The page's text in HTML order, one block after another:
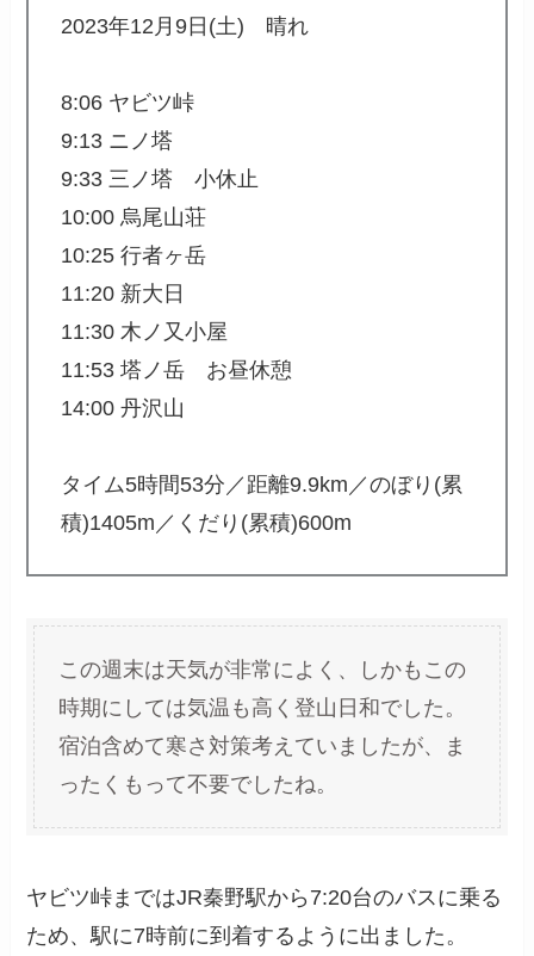
2023年12月9日(土) 晴れ
8:06 ヤビツ峠
9:13 ニノ塔
9:33 三ノ塔 小休止
10:00 烏尾山荘
10:25 行者ヶ岳
11:20 新大日
11:30 木ノ又小屋
11:53 塔ノ岳 お昼休憩
14:00 丹沢山
タイム5時間53分／距離9.9km／のぼり(累
積)1405m／くだり(累積)600m
この週末は天気が非常によく、しかもこの
時期にしては気温も高く登山日和でした。
宿泊含めて寒さ対策考えていましたが、ま
ったくもって不要でしたね。
ヤビツ峠まではJR秦野駅から7:20台のバスに乗る
ため、駅に7時前に到着するように出ました。